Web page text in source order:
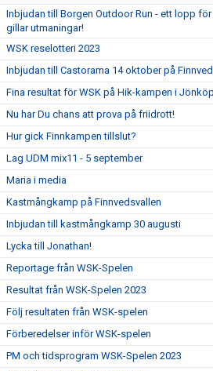
Inbjudan till Borgen Outdoor Run - ett lopp
gillar utmaningar!
WSK reselotteri 2023
Inbjudan till Castorama 14 oktober på
Fina resultat för WSK på Hik-kampen i
Nu har Du chans att prova på friidrott!
Hur gick Finnkampen tillslut?
Lag UDM mix11 - 5 september
Maria i media
Kastmångkamp på Finnvedsvallen
Inbjudan till kastmångkamp 30 augusti
Lycka till Jonathan!
Reportage från WSK-Spelen
Resultat från WSK-Spelen 2023
Följ resultaten från WSK-spelen
Förberedelser inför WSK-spelen
PM och tidsprogram WSK-Spelen 2023